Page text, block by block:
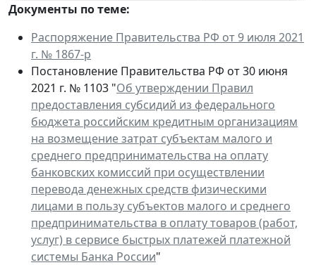
Документы по теме:
Распоряжение Правительства РФ от 9 июля 2021
г. № 1867-р
Постановление Правительства РФ от 30 июня
2021 г. № 1103 "Об утверждении Правил
предоставления субсидий из федерального
бюджета российским кредитным организациям
на возмещение затрат субъектам малого и
среднего предпринимательства на оплату
банковских комиссий при осуществлении
перевода денежных средств физическими
лицами в пользу субъектов малого и среднего
предпринимательства в оплату товаров (работ,
услуг) в сервисе быстрых платежей платежной
системы Банка России"